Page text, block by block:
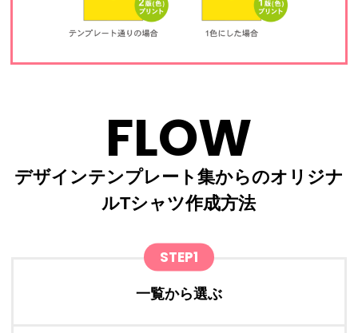
FLOW
デザインテンプレート集からのオリジナ
ルTシャツ作成方法
STEP1
一覧から選ぶ